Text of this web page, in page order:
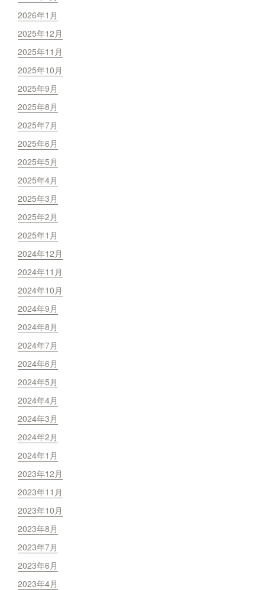
2026年1月
2025年12月
2025年11月
2025年10月
2025年9月
2025年8月
2025年7月
2025年6月
2025年5月
2025年4月
2025年3月
2025年2月
2025年1月
2024年12月
2024年11月
2024年10月
2024年9月
2024年8月
2024年7月
2024年6月
2024年5月
2024年4月
2024年3月
2024年2月
2024年1月
2023年12月
2023年11月
2023年10月
2023年8月
2023年7月
2023年6月
2023年4月